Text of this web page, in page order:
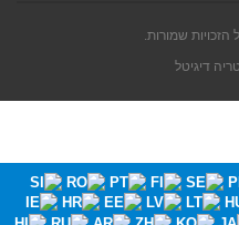
דיגיטל